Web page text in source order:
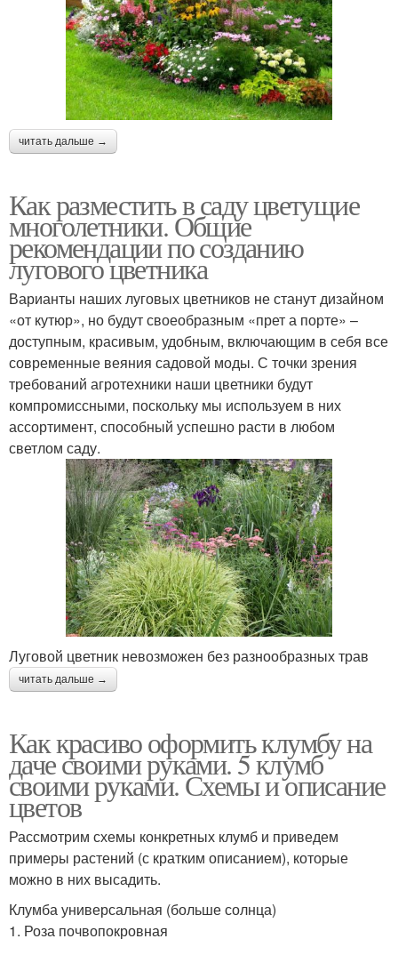
читать дальше →
Как разместить в саду цветущие
многолетники. Общие
рекомендации по созданию
лугового цветника
Варианты наших луговых цветников не станут дизайном
«от кутюр», но будут своеобразным «прет а порте» –
доступным, красивым, удобным, включающим в себя все
современные веяния садовой моды. С точки зрения
требований агротехники наши цветники будут
компромиссными, поскольку мы используем в них
ассортимент, способный успешно расти в любом
светлом саду.
Луговой цветник невозможен без разнообразных трав
читать дальше →
Как красиво оформить клумбу на
даче своими руками. 5 клумб
своими руками. Схемы и описание
цветов
Рассмотрим схемы конкретных клумб и приведем
примеры растений (с кратким описанием), которые
можно в них высадить.
Клумба универсальная (больше солнца)
1. Роза почвопокровная